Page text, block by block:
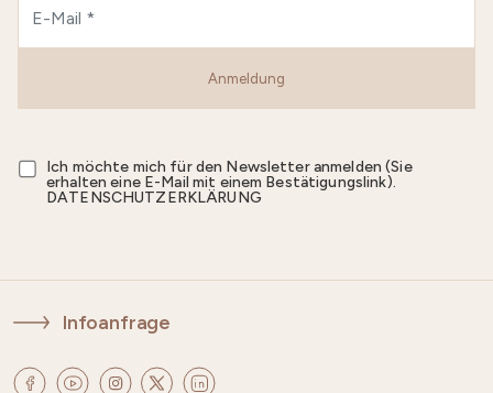
Anmeldung
Ich möchte mich für den Newsletter anmelden (Sie
erhalten eine E-Mail mit einem Bestätigungslink).
DATENSCHUTZERKLÄRUNG
Infoanfrage